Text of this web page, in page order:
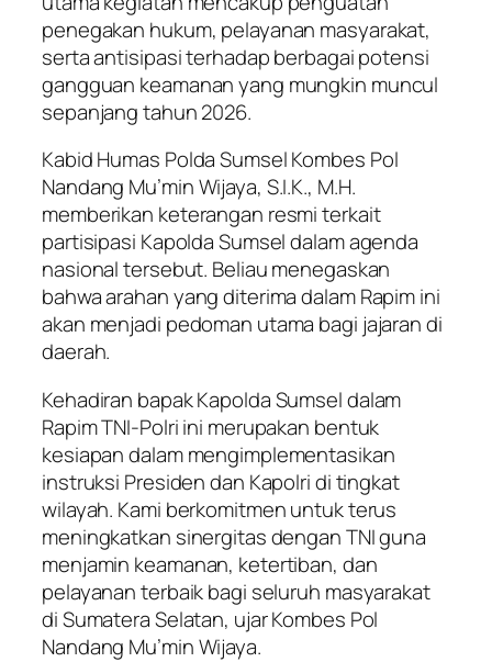
penegakan hukum, pelayanan masyarakat,
serta antisipasi terhadap berbagai potensi
gangguan keamanan yang mungkin muncul
sepanjang tahun 2026.
Kabid Humas Polda Sumsel Kombes Pol
Nandang Mu’min Wijaya, S.I.K., M.H.
memberikan keterangan resmi terkait
partisipasi Kapolda Sumsel dalam agenda
nasional tersebut. Beliau menegaskan
bahwa arahan yang diterima dalam Rapim ini
akan menjadi pedoman utama bagi jajaran di
daerah.
Kehadiran bapak Kapolda Sumsel dalam
Rapim TNI-Polri ini merupakan bentuk
kesiapan dalam mengimplementasikan
instruksi Presiden dan Kapolri di tingkat
wilayah. Kami berkomitmen untuk terus
meningkatkan sinergitas dengan TNI guna
menjamin keamanan, ketertiban, dan
pelayanan terbaik bagi seluruh masyarakat
di Sumatera Selatan, ujar Kombes Pol
Nandang Mu’min Wijaya.